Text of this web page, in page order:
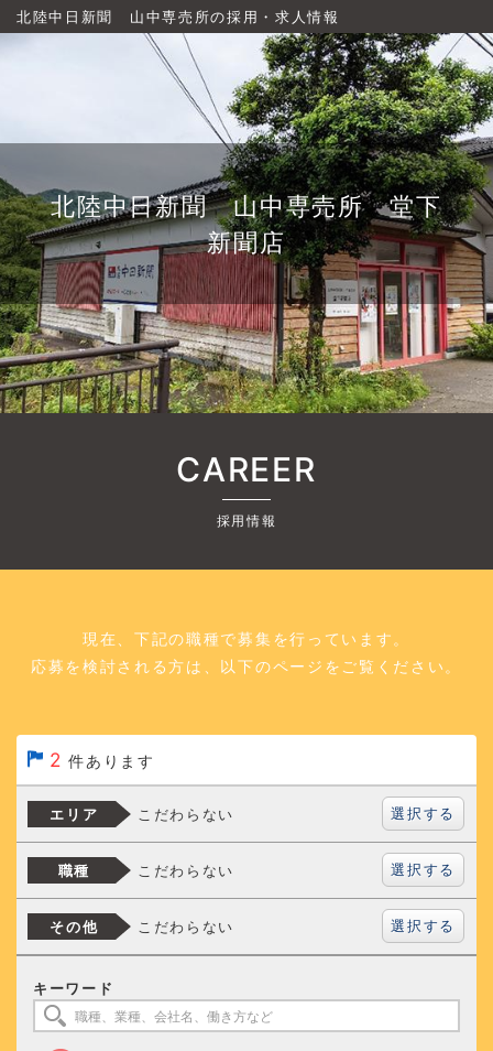
北陸中日新聞 山中専売所の採用・求人情報
北陸中日新聞 山中専売所 堂下
新聞店
CAREER
採用情報
現在、下記の職種で募集を行っています。
応募を検討される方は、以下のページをご覧ください。
2 件あります
エリア こだわらない 選択する
職種 こだわらない 選択する
その他 こだわらない 選択する
キーワード